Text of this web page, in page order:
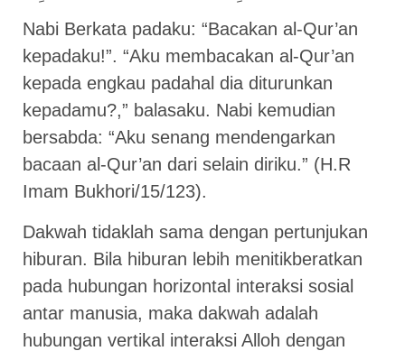
Nabi Berkata padaku: “Bacakan al-Qur’an
kepadaku!”. “Aku membacakan al-Qur’an
kepada engkau padahal dia diturunkan
kepadamu?,” balasaku. Nabi kemudian
bersabda: “Aku senang mendengarkan
bacaan al-Qur’an dari selain diriku.” (H.R
Imam Bukhori/15/123).
Dakwah tidaklah sama dengan pertunjukan
hiburan. Bila hiburan lebih menitikberatkan
pada hubungan horizontal interaksi sosial
antar manusia, maka dakwah adalah
hubungan vertikal interaksi Alloh dengan